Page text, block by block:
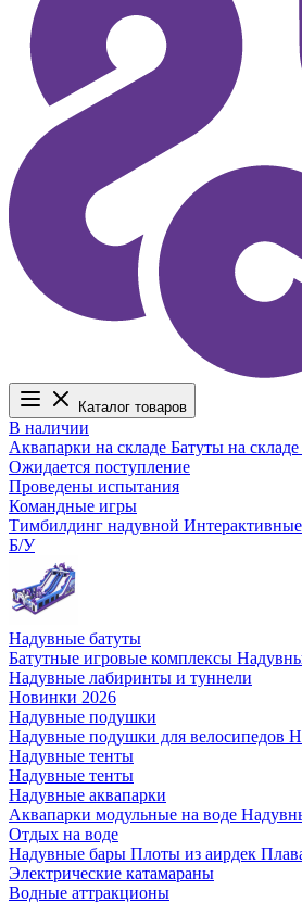
Каталог товаров
В наличии
Аквапарки на складе Батуты на складе
Ожидается поступление
Проведены испытания
Командные игры
Тимбилдинг надувной
Б/У
Надувные батуты
Батутные игровые комплексы
Надувные лабиринты и туннели
Новинки 2026
Надувные подушки
Надувные подушки для велосипедов
Надувные тенты
Надувные тенты
Надувные аквапарки
Аквапарки модульные на воде
Отдых на воде
Надувные бары Плоты из аирдек
Электрические катамараны
Водные аттракционы